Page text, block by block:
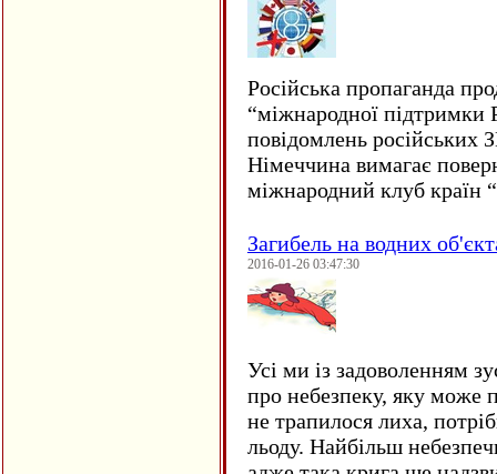
Російська пропаганда
“міжнародної підтримки
повідомлень російських
Німеччина вимагає
міжнародний клуб країн
Загибель на водних
2016-01-26 03:47:30
Усі ми із задоволенням
про небезпеку, яку може
не трапилося лиха,
льоду. Найбільш